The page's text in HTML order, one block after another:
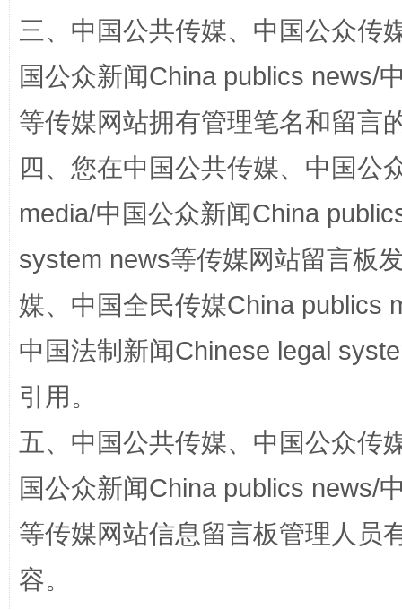
阿坝州三大球赛在茂县开幕 规模
扯下公款旅游的“隐身衣” 如何以
三、中国公共传媒、中国公众传
国公众新闻China publics news/
等传媒网站拥有管理笔名和留言
四、您在中国公共传媒、中国公
media/中国公众新闻China
system news等传媒网站留言板
媒、中国全民传媒China publics
中国法制新闻Chinese legal
引用。
五、中国公共传媒、中国公众传
国公众新闻China publics news/
等传媒网站信息留言板管理人员
容。